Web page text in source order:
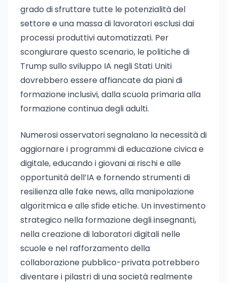
grado di sfruttare tutte le potenzialità del
settore e una massa di lavoratori esclusi dai
processi produttivi automatizzati. Per
scongiurare questo scenario, le politiche di
Trump sullo sviluppo IA negli Stati Uniti
dovrebbero essere affiancate da piani di
formazione inclusivi, dalla scuola primaria alla
formazione continua degli adulti.
Numerosi osservatori segnalano la necessità di
aggiornare i programmi di educazione civica e
digitale, educando i giovani ai rischi e alle
opportunità dell’IA e fornendo strumenti di
resilienza alle fake news, alla manipolazione
algoritmica e alle sfide etiche. Un investimento
strategico nella formazione degli insegnanti,
nella creazione di laboratori digitali nelle
scuole e nel rafforzamento della
collaborazione pubblico-privata potrebbero
diventare i pilastri di una società realmente